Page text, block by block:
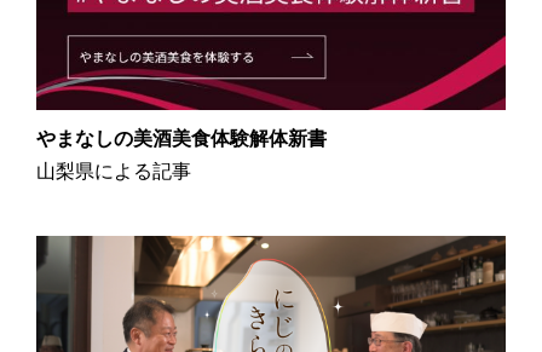
やまなしの美酒美食体験解体新書
山梨県による記事